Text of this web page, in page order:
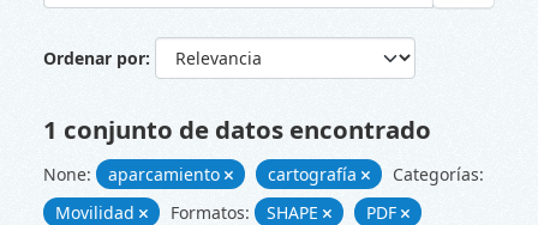
Ordenar por
1 conjunto de datos encontrado
None: aparcamiento cartografía
Categorías:
Movilidad
Formatos: SHAPE
PDF